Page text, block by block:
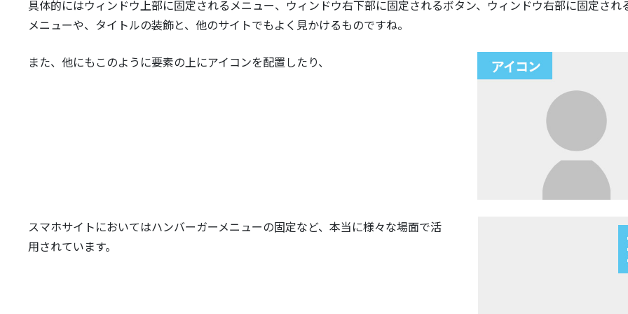
具体的にはウィンドウ上部に固定されるメニュー、ウィンドウ右下部に固定されるボタン、ウィンドウ右部に固定され
メニューや、タイトルの装飾と、他のサイトでもよく見かけるものですね。
また、他にもこのように要素の上にアイコンを配置したり、
スマホサイトにおいてはハンバーガーメニューの固定など、本当に様々な場面で活
用されています。